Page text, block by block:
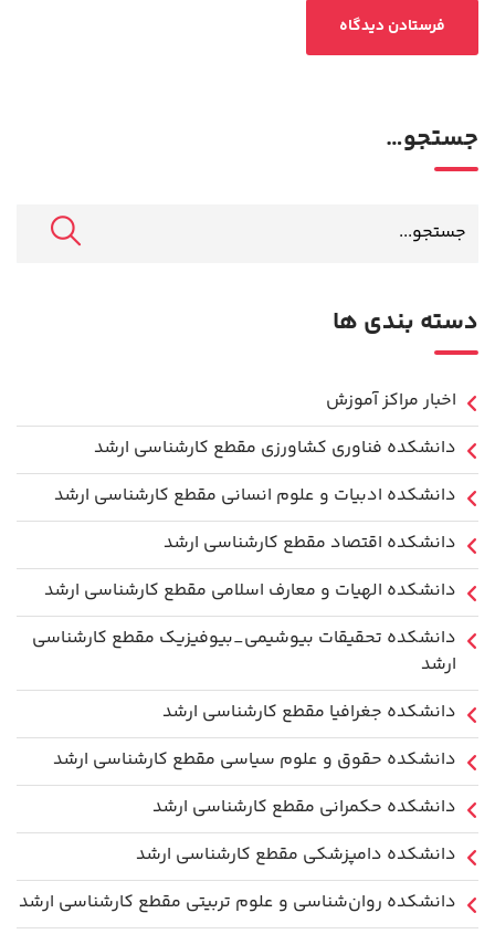
جستجو…
دسته بندی ها
اخبار مراکز آموزش
دانشكده فناوري كشاورزی مقطع کارشناسی ارشد
دانشکده ادبیات و علوم انسانی مقطع کارشناسی ارشد
دانشکده اقتصاد مقطع کارشناسی ارشد
دانشکده الهیات و معارف اسلامی مقطع کارشناسی ارشد
دانشکده تحقیقات بیوشیمی_بیوفیزیک مقطع کارشناسی
ارشد
دانشکده جغرافیا مقطع کارشناسی ارشد
دانشکده حقوق و علوم سیاسی مقطع کارشناسی ارشد
دانشکده حکمرانی مقطع کارشناسی ارشد
دانشکده دامپزشکی مقطع کارشناسی ارشد
دانشکده روان‌شناسی و علوم تربیتی مقطع کارشناسی ارشد